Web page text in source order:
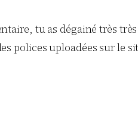
tu as dégainé très
polices uploadées sur le